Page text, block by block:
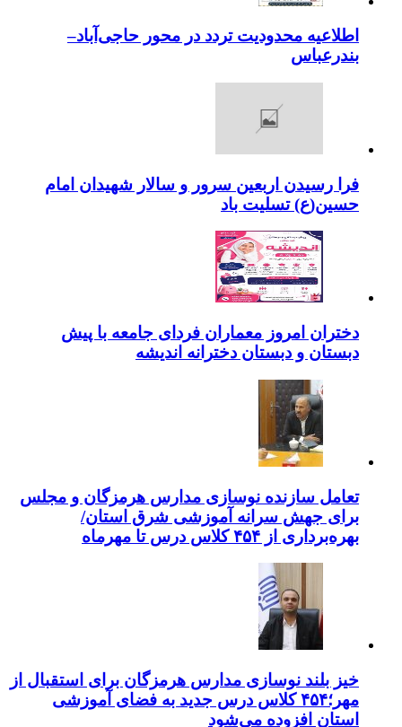
اطلاعیه محدودیت تردد در محور حاجی‌آباد–
بندرعباس
فرا رسیدن اربعین سرور و سالار شهیدان امام
حسین(ع) تسلیت باد
دختران امروز معماران فردای جامعه با پیش
دبستان و دبستان دخترانه اندیشه
تعامل سازنده نوسازی مدارس هرمزگان و مجلس
برای جهش سرانه آموزشی شرق استان/
بهره‌برداری از ۴۵۴ کلاس درس تا مهرماه
خیز بلند نوسازی مدارس هرمزگان برای استقبال از
مهر؛۴۵۴ کلاس درس جدید به فضای آموزشی
استان افزوده می‌شود